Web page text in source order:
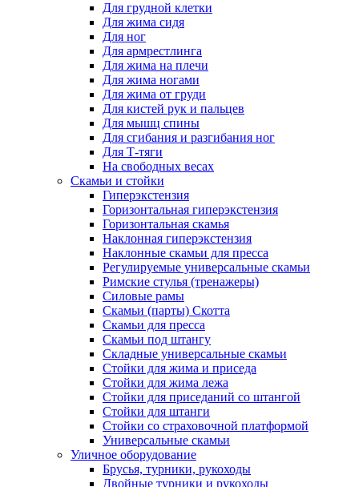
Для грудной клетки
Для жима сидя
Для ног
Для армрестлинга
Для жима на плечи
Для жима ногами
Для жима от груди
Для кистей рук и пальцев
Для мышц спины
Для сгибания и разгибания ног
Для Т-тяги
На свободных весах
Скамьи и стойки
Гиперэкстензия
Горизонтальная гиперэкстензия
Горизонтальная скамья
Наклонная гиперэкстензия
Наклонные скамьи для пресса
Регулируемые универсальные скамьи
Римские стулья (тренажеры)
Силовые рамы
Скамьи (парты) Скотта
Скамьи для пресса
Скамьи под штангу
Складные универсальные скамьи
Стойки для жима и приседа
Стойки для жима лежа
Стойки для приседаний со штангой
Стойки для штанги
Стойки со страховочной платформой
Универсальные скамьи
Уличное оборудование
Брусья, турники, рукоходы
Двойные турники и рукоходы